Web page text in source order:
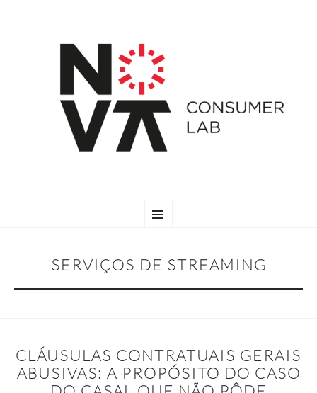
TO
SERVIÇOS DE STREAMING
CLÁUSULAS CONTRATUAIS GERAIS
ABUSIVAS: A PROPÓSITO DO CASO